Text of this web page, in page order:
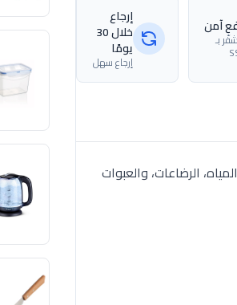
آمن
بـ
إرجاع
خلال 30
يومًا
إرجاع سهل
المياه، الرضاعات، والعبوات